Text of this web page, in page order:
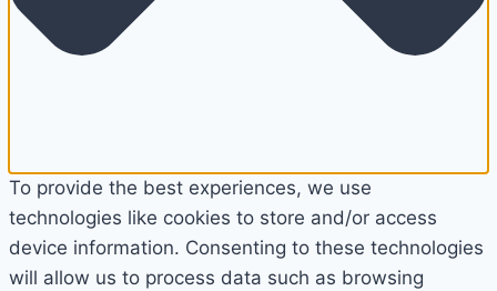
To provide the best experiences, we use
technologies like cookies to store and/or access
device information. Consenting to these technologies
will allow us to process data such as browsing